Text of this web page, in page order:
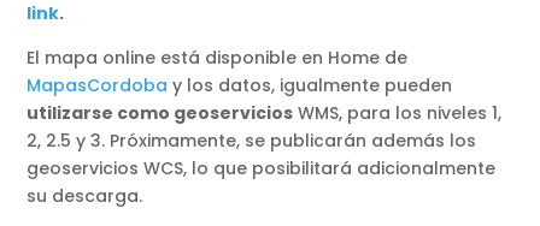
link.
El mapa online está disponible en Home de
MapasCordoba y los datos, igualmente pueden
utilizarse como geoservicios WMS, para los niveles 1,
2, 2.5 y 3. Próximamente, se publicarán además los
geoservicios WCS, lo que posibilitará adicionalmente
su descarga.